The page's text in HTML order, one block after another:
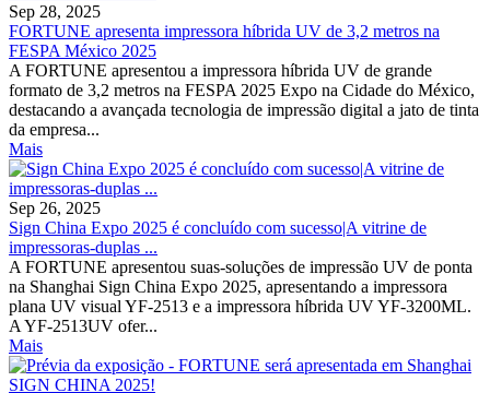
Sep 28, 2025
FORTUNE apresenta impressora híbrida UV de 3,2 metros na
FESPA México 2025
A FORTUNE apresentou a impressora híbrida UV de grande
formato de 3,2 metros na FESPA 2025 Expo na Cidade do México,
destacando a avançada tecnologia de impressão digital a jato de tinta
da empresa...
Mais
Sep 26, 2025
Sign China Expo 2025 é concluído com sucesso|A vitrine de
impressoras-duplas ...
A FORTUNE apresentou suas-soluções de impressão UV de ponta
na Shanghai Sign China Expo 2025, apresentando a impressora
plana UV visual YF-2513 e a impressora híbrida UV YF-3200ML.
A YF-2513UV ofer...
Mais